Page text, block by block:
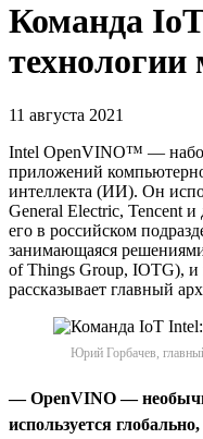
Команда
11 августа 2021
Intel OpenVINO™ —
приложений
интеллекта (ИИ). Он
General Electric, Tencent
его в российском
занимающаяся
of Things Group, IOTG), и
рассказывает главный
Юрий Горбачев,
— OpenVINO —
используется